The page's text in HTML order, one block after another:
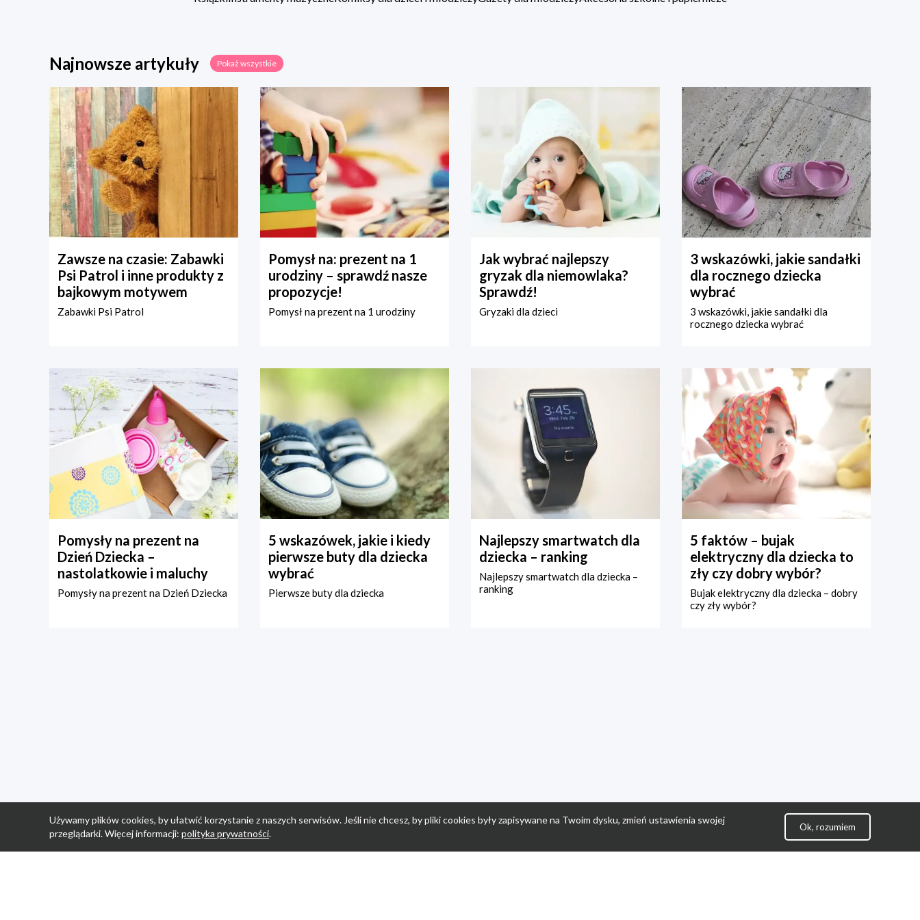
Najnowsze artykuły Pokaż wszystkie
Zawsze na czasie: Zabawki
Psi Patrol i inne produkty z
bajkowym motywem
Zabawki Psi Patrol
Pomysł na: prezent na 1
urodziny – sprawdź nasze
propozycje!
Pomysł na prezent na 1 urodziny
Jak wybrać najlepszy
gryzak dla niemowlaka?
Sprawdź!
Gryzaki dla dzieci
3 wskazówki, jakie sandałki
dla rocznego dziecka
wybrać
3 wskazówki, jakie sandałki dla
rocznego dziecka wybrać
Pomysły na prezent na
Dzień Dziecka –
nastolatkowie i maluchy
Pomysły na prezent na Dzień Dziecka
5 wskazówek, jakie i kiedy
pierwsze buty dla dziecka
wybrać
Pierwsze buty dla dziecka
Najlepszy smartwatch dla
dziecka – ranking
Najlepszy smartwatch dla dziecka –
ranking
5 faktów – bujak
elektryczny dla dziecka to
zły czy dobry wybór?
Bujak elektryczny dla dziecka – dobry
czy zły wybór?
Używamy plików cookies, by ułatwić korzystanie z naszych serwisów. Jeśli nie chcesz, by pliki cookies były zapisywane na Twoim dysku, zmień ustawienia swojej
przeglądarki. Więcej informacji: polityka prywatności.
Ok, rozumiem